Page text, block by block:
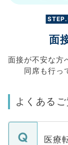
面
面接が不安な方
同席も行っ
よくある
医療